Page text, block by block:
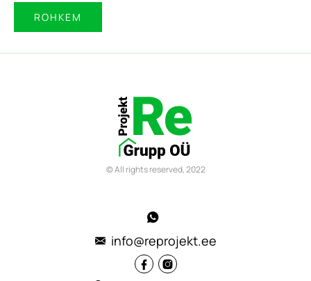
ROHKEM
© All rights reserved, 2022
info@reprojekt.ee